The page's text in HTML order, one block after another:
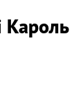
Кароль